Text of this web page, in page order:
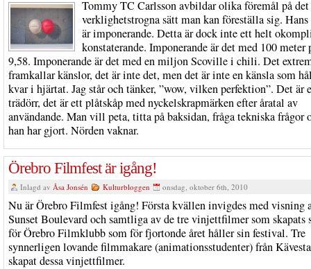
Tommy TC Carlsson avbildar olika föremål på
verklighetstrogna sätt man kan föreställa sig.
är imponerande. Detta är dock inte ett helt
konstaterande. Imponerande är det med 100 meter
9,58. Imponerande är det med en miljon Scoville i chili. Det
framkallar känslor, det är inte det, men det är inte en känsla som
kvar i hjärtat. Jag står och tänker, ”wow, vilken perfektion”. Det är
trädörr, det är ett plåtskåp med nyckelskrapmärken efter åratal av
användande. Man vill peta, titta på baksidan, fråga tekniska frågor
han har gjort. Nörden vaknar.
Örebro Filmfest är igång!
Inlagd av Åsa Jonsén Kulturbloggen onsdag, oktober 6th, 2010
Nu är Örebro Filmfest igång! Första kvällen invigdes med visning
Sunset Boulevard och samtliga av de tre vinjettfilmer som skapats
för Örebro Filmklubb som för fjortonde året håller sin festival. Tre
synnerligen lovande filmmakare (animationsstudenter) från
skapat dessa vinjettfilmer.